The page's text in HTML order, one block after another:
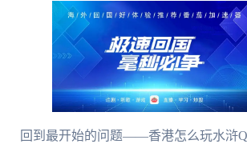
回到最开始的问题——香港怎么玩水浒